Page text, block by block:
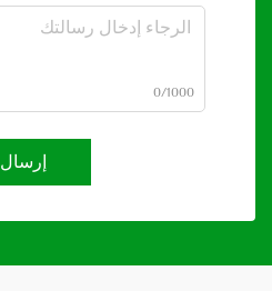
0/1000
إرسال